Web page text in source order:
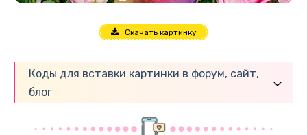
Скачать картинку
Коды для вставки картинки в форум, сайт,
блог